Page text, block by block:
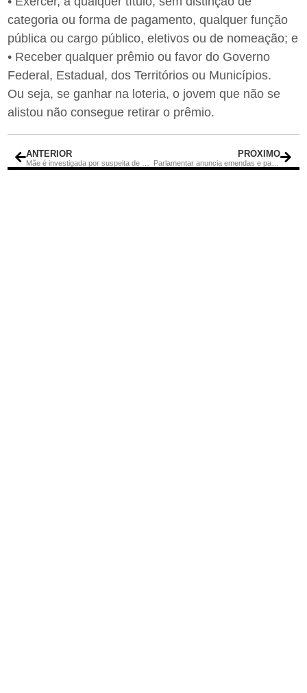
categoria ou forma de pagamento, qualquer função
pública ou cargo público, eletivos ou de nomeação; e
• Receber qualquer prêmio ou favor do Governo
Federal, Estadual, dos Territórios ou Municípios.
Ou seja, se ganhar na loteria, o jovem que não se
alistou não consegue retirar o prêmio.
ANTERIOR PRÓXIMO
Parlamentar anuncia emendas e parcerias em agenda com sete cidades